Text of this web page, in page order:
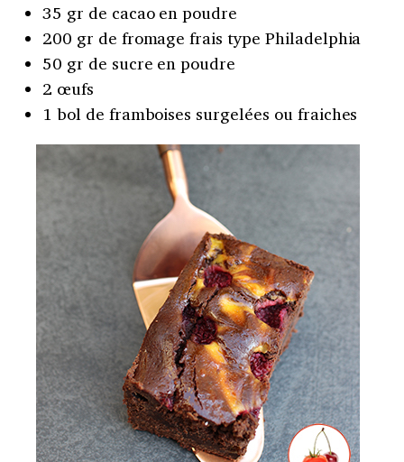
35 gr de cacao en poudre
200 gr de fromage frais type Philadelphia
50 gr de sucre en poudre
2 œufs
1 bol de framboises surgelées ou fraiches